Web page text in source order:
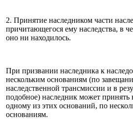
2. Принятие наследником части
причитающегося ему наследства, в
оно ни находилось.
При призвании наследника к
нескольким основаниям (по
наследственной трансмиссии и в
подобное) наследник может
одному из этих оснований, по
основаниям.